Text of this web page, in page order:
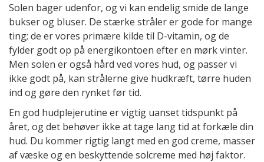
Solen bager udenfor, og vi kan endelig smide de lange
bukser og bluser. De stærke stråler er gode for mange
ting; de er vores primære kilde til D-vitamin, og de
fylder godt op på energikontoen efter en mørk vinter.
Men solen er også hård ved vores hud, og passer vi
ikke godt på, kan strålerne give hudkræft, tørre huden
ind og gøre den rynket før tid.
En god hudplejerutine er vigtig uanset tidspunkt på
året, og det behøver ikke at tage lang tid at forkæle din
hud. Du kommer rigtig langt med en god creme, masser
af væske og en beskyttende solcreme med høj faktor.